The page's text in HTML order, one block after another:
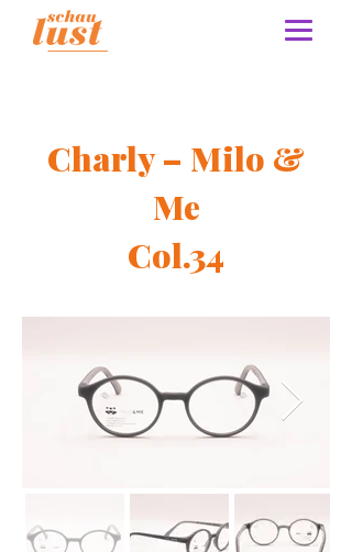
Charly – Milo &
Me
Col.34